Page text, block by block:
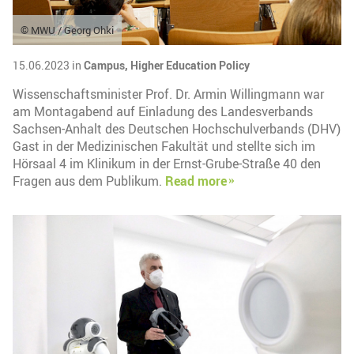
© MWU / Georg Ohki
15.06.2023 in Campus, Higher Education Policy
Wissenschaftsminister Prof. Dr. Armin Willingmann war
am Montagabend auf Einladung des Landesverbands
Sachsen-Anhalt des Deutschen Hochschulverbands (DHV)
Gast in der Medizinischen Fakultät und stellte sich im
Hörsaal 4 im Klinikum in der Ernst-Grube-Straße 40 den
Fragen aus dem Publikum. Read more